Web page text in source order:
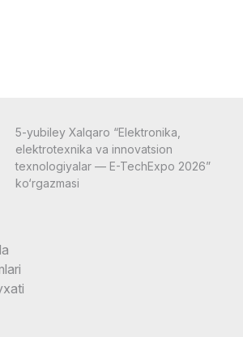
5-yubiley Xalqaro “Elektronika,
elektrotexnika va innovatsion
texnologiyalar — E-TechExpo 2026”
ko‘rgazmasi